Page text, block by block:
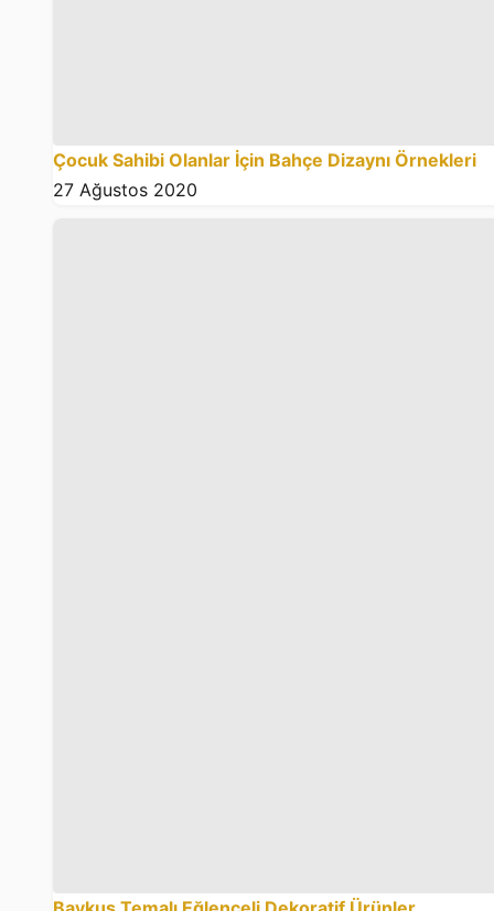
Çocuk Sahibi Olanlar İçin Bahçe Dizaynı Örnekleri
27 Ağustos 2020